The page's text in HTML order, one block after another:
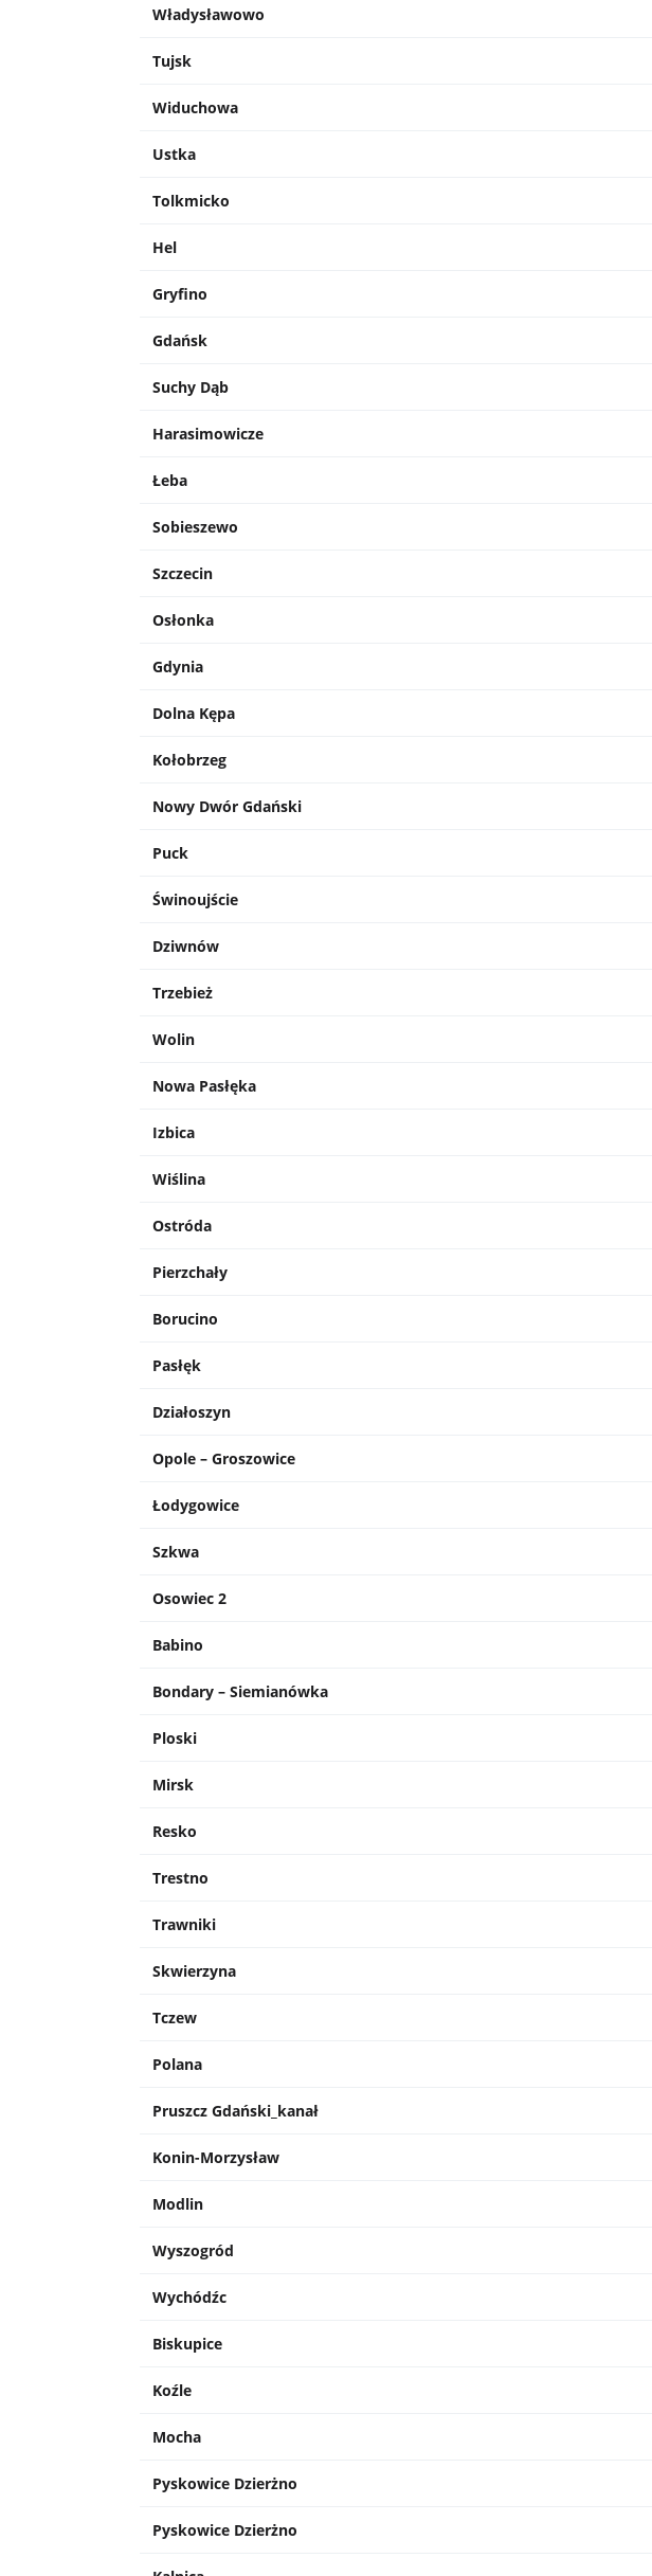
Władysławowo
Tujsk
Widuchowa
Ustka
Tolkmicko
Hel
Gryfino
Gdańsk
Suchy Dąb
Harasimowicze
Łeba
Sobieszewo
Szczecin
Osłonka
Gdynia
Dolna Kępa
Kołobrzeg
Nowy Dwór Gdański
Puck
Świnoujście
Dziwnów
Trzebież
Wolin
Nowa Pasłęka
Izbica
Wiślina
Ostróda
Pierzchały
Borucino
Pasłęk
Działoszyn
Opole – Groszowice
Łodygowice
Szkwa
Osowiec 2
Babino
Bondary – Siemianówka
Ploski
Mirsk
Resko
Trestno
Trawniki
Skwierzyna
Tczew
Polana
Pruszcz Gdański_kanał
Konin-Morzysław
Modlin
Wyszogród
Wychódźc
Biskupice
Koźle
Mocha
Pyskowice Dzierżno
Pyskowice Dzierżno